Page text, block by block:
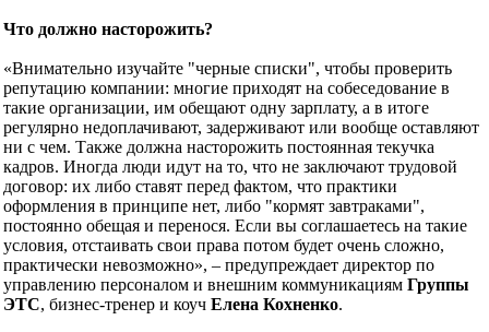
Что должно насторожить?
«Внимательно изучайте "черные списки", чтобы проверить
репутацию компании: многие приходят на собеседование в
такие организации, им обещают одну зарплату, а в итоге
регулярно недоплачивают, задерживают или вообще оставляют
ни с чем. Также должна насторожить постоянная текучка
кадров. Иногда люди идут на то, что не заключают трудовой
договор: их либо ставят перед фактом, что практики
оформления в принципе нет, либо "кормят завтраками",
постоянно обещая и перенося. Если вы соглашаетесь на такие
условия, отстаивать свои права потом будет очень сложно,
практически невозможно», – предупреждает директор по
управлению персоналом и внешним коммуникациям Группы
ЭТС, бизнес-тренер и коуч Елена Кохненко.